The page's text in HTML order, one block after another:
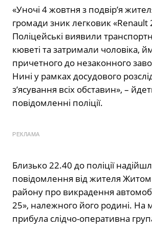
«Уночі 4 жовтня з подвір’я
громади зник легковик «Renault
Поліцейські виявили
кюветі та затримали чоловіка,
причетного до незаконного
Нині у рамках досудового
з’ясування всіх обставин», –
повідомленні поліції.
РЕКЛАМА
Близько 22.40 до поліції
повідомлення від жителя
району про викрадення
25», належного його родині. На
прибула слідчо-оперативна